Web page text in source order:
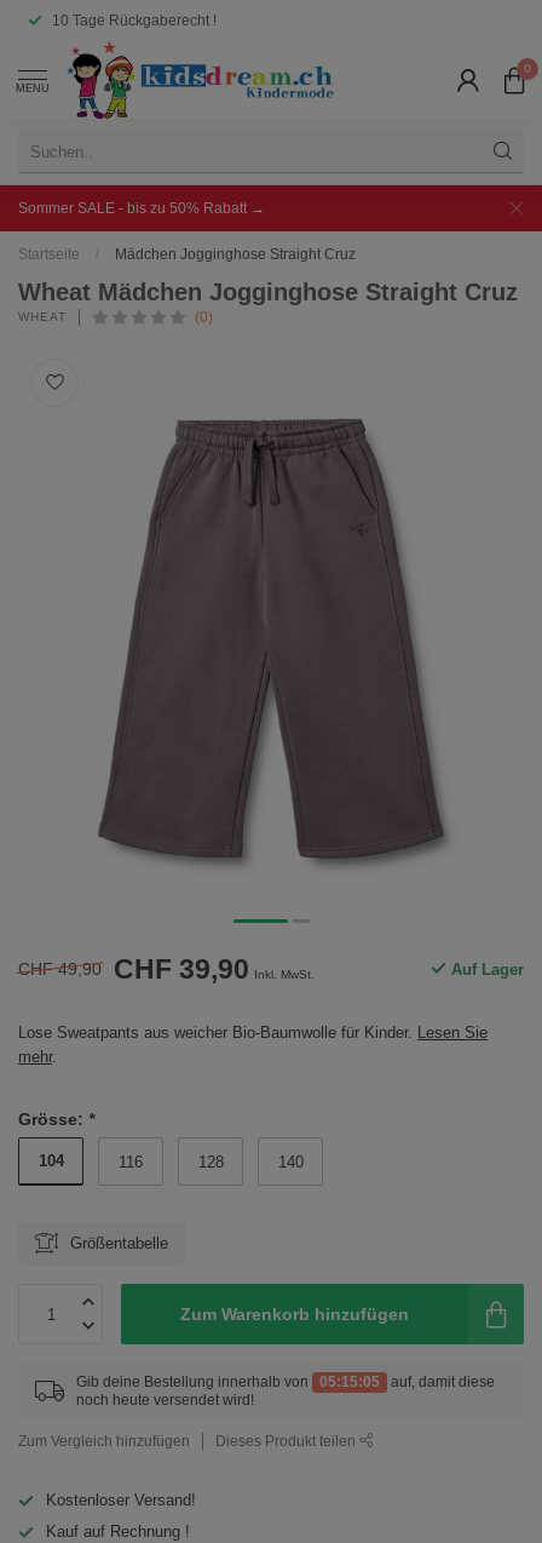
10 Tage Rückgaberecht !
MENU
0
Sommer SALE - bis zu 50% Rabatt →
Startseite / Mädchen Jogginghose Straight Cruz
Wheat Mädchen Jogginghose Straight Cruz
WHEAT (0)
CHF 49,90 CHF 39,90 Inkl. MwSt. Auf Lager
Lose Sweatpants aus weicher Bio-Baumwolle für Kinder. Lesen Sie
mehr.
Grösse: *
104 116 128 140
Größentabelle
Zum Warenkorb hinzufügen
Gib deine Bestellung innerhalb von 05:15:05
auf, damit diese
noch heute versendet wird!
Zum Vergleich hinzufügen Dieses Produkt teilen
Kostenloser Versand!
Kauf auf Rechnung !